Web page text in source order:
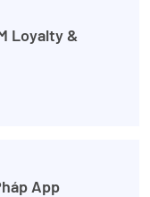
Loyalty &
App